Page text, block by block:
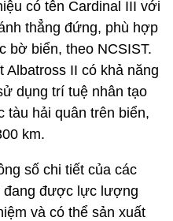
có tên Cardinal III với
thẳng đứng, phù hợp
bờ biển, theo NCSIST.
Albatross II có khả năng
dụng trí tuệ nhân tạo
tàu hải quân trên biển,
km.
số chi tiết của các
đang được lực lượng
và có thể sản xuất